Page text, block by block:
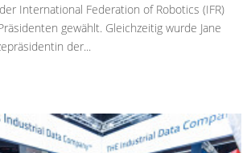
International Federation of Robotics (IFR)
gewählt. Gleichzeitig wurde Jane
der...